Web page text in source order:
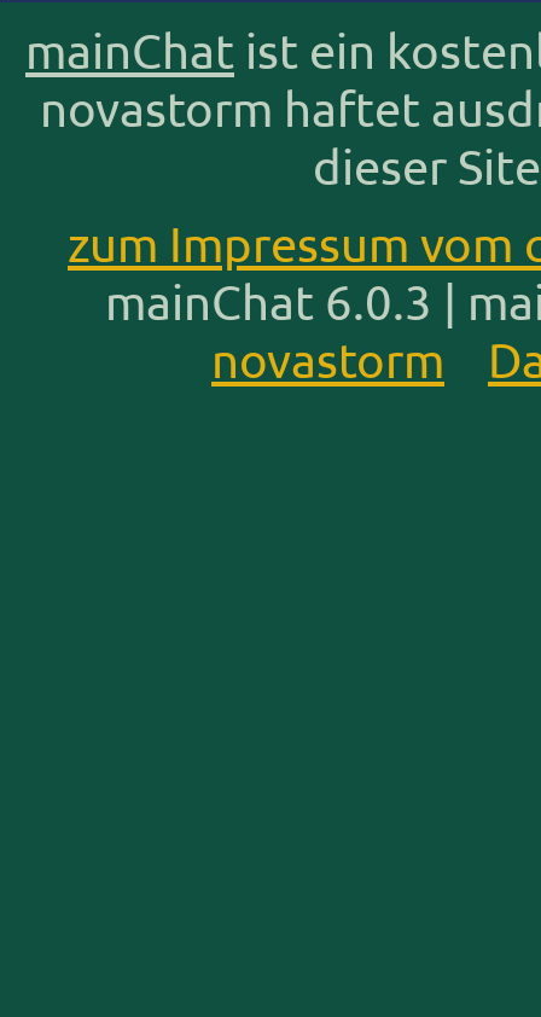
mainChat ist ein
novastorm haftet
dieser
zum Impressum
mainChat 6.0.3 |
novastorm